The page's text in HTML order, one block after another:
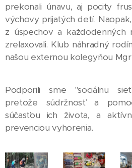
prekonali únavu, aj pocity
výchovy prijatých detí.
z úspechov a každodenných
zrelaxovali. Klub náhradný
našou externou kolegyňou
Podporili sme "sociálnu
pretože súdržnosť a
súčasťou ich života, a
prevenciou vyhorenia.